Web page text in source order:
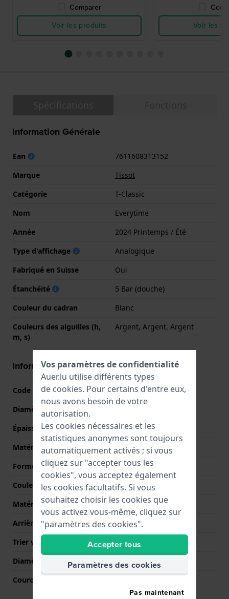
Comparer
Voir les produits
Voir les
Information Générale
Ean
7611608313152
Marque
Tissot
Catégorie
T-Classic
Nom
Everytime
Année
2024 Printemps / Été
Type d'affichage
Analogique
Fabriqué en Suisse
Oui
Étanchéité
5 Bar (douche)
Couleur du cadran
Blanc
Couleurs des aiguilles (h,
m, s)
Argent, Argent, Argent
Informations boîtier
Code boîtier
T143410
Diamètre
Épaisseur du boîtier
7 mm
Matériel du boîtier
Acier inoxydable
Forme du boîtier
Rond
Couleur du boîtier
Argent
Matériau du boîtier arrière
Acier inoxydable
Arrière de Boitier
Couvercle à pression
Trier verre
Saphire
Diamètre du verre
36.50
Couronne
Vos paramètres de confidentialité
Auer.lu utilise différents types
de cookies. Pour certains d'entre eux,
nous avons besoin de votre
autorisation.
Les cookies nécessaires et les
statistiques anonymes sont toujours
automatiquement activés ; si vous
cliquez sur "accepter tous les
cookies", vous acceptez également
les cookies facultatifs. Si vous
souhaitez choisir les cookies que
vous activez vous-même, cliquez sur
"paramètres des cookies".
Accepter tous
Paramètres des cookies
Pas maintenant